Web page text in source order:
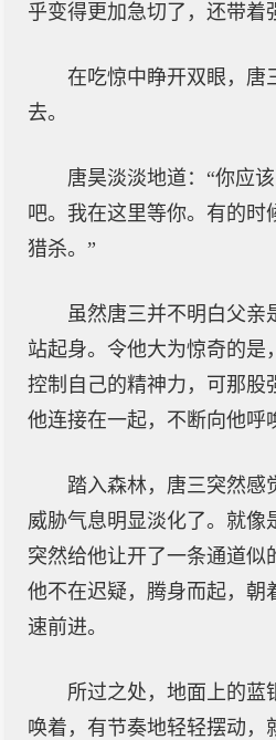
乎变得更加急切了，还带着
在吃惊中睁开双眼，唐
去。
唐昊淡淡地道：“你应
吧。我在这里等你。有的时
猎杀。”
虽然唐三并不明白父亲
站起身。令他大为惊奇的是
控制自己的精神力，可那股
他连接在一起，不断向他呼
踏入森林，唐三突然感
威胁气息明显淡化了。就像
突然给他让开了一条通道似
他不在迟疑，腾身而起，朝
速前进。
所过之处，地面上的蓝
唤着，有节奏地轻轻摆动，